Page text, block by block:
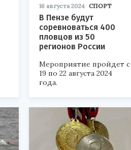
16 августа 2024 СПОРТ
В Пензе будут
соревноваться 400
пловцов из 50
регионов России
Мероприятие пройдет с
19 по 22 августа 2024
года.